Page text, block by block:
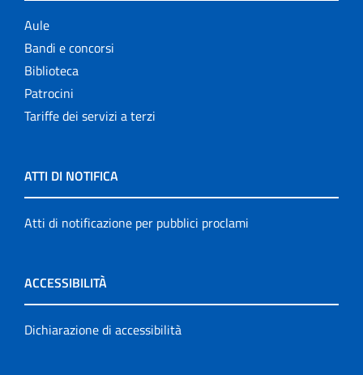
Aule
Bandi e concorsi
Biblioteca
Patrocini
Tariffe dei servizi a terzi
ATTI DI NOTIFICA
Atti di notificazione per pubblici proclami
ACCESSIBILITÀ
Dichiarazione di accessibilità